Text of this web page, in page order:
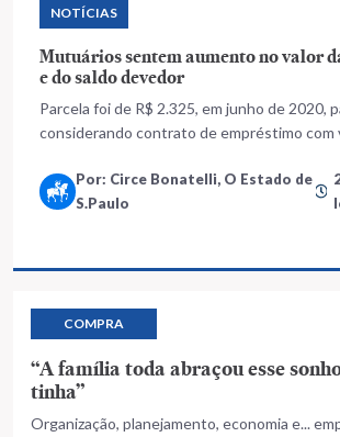
NOTÍCIAS
Mutuários sentem aumento no valor
e do saldo devedor
Parcela foi de R$ 2.325, em junho de 2020,
considerando contrato de empréstimo com
Por: Circe Bonatelli, O Estado de
S.Paulo
COMPRA
“A família toda abraçou esse
tinha”
Organização, planejamento, economia e...